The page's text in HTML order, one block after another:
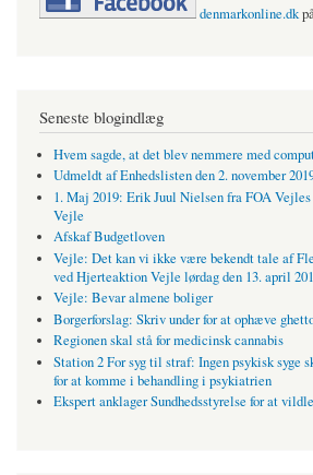
denmarkonline.dk
Seneste blogindlæg
Hvem sagde, at det blev nemmere med
Udmeldt af Enhedslisten den 2. november
1. Maj 2019: Erik Juul Nielsen fra FOA
Vejle
Afskaf Budgetloven
Vejle: Det kan vi ikke være bekendt tale af
ved Hjerteaktion Vejle lørdag den 13. april
Vejle: Bevar almene boliger
Borgerforslag: Skriv under for at ophæve
Regionen skal stå for medicinsk cannabis
Station 2 For syg til straf: Ingen psykisk syge
for at komme i behandling i psykiatrien
Ekspert anklager Sundhedsstyrelse for at